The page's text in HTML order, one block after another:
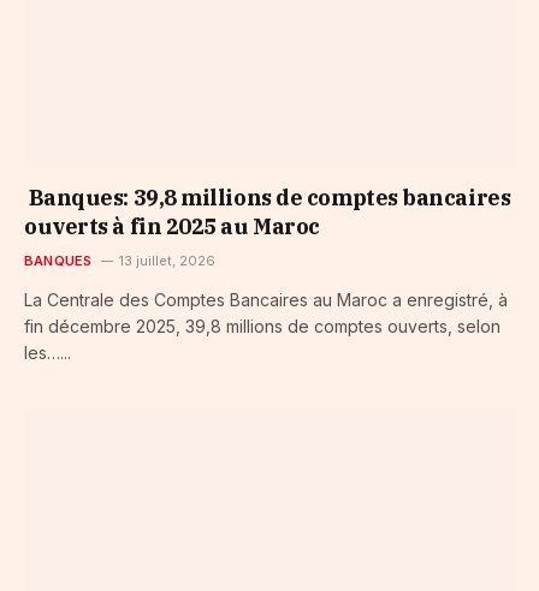
Banques: 39,8 millions de comptes bancaires
ouverts à fin 2025 au Maroc
BANQUES 13 juillet, 2026
La Centrale des Comptes Bancaires au Maroc a enregistré, à
fin décembre 2025, 39,8 millions de comptes ouverts, selon
les…...